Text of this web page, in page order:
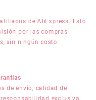
de AliExpress. Esto
por las compras
sin ningún costo
de envío, calidad del